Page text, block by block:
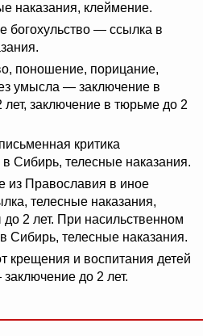
наказания, клеймение.
богохульство — ссылка в
поношение, порицание,
умысла — заключение в
заключение в тюрьме до 2
критика
Сибирь, телесные наказания.
из Православия в иное
телесные наказания,
2 лет. При насильственном
Сибирь, телесные наказания.
крещения и воспитания детей
до 2 лет.